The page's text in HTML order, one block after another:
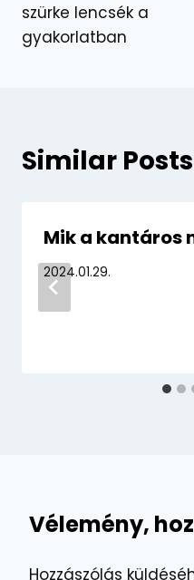
szürke lencsék a
gyakorlatban
Similar Posts
Mik a kantáros
2024.01.29.
Vélemény,
Hozzászólás